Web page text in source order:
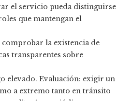
el servicio pueda distinguirse
que mantengan el
comprobar la existencia de
transparentes sobre
elevado. Evaluación: exigir un
a extremo tanto en tránsito